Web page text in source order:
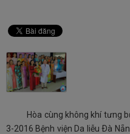
Hòa cùng không khí tưng
3-2016 Bệnh viện Da liễu Ðà